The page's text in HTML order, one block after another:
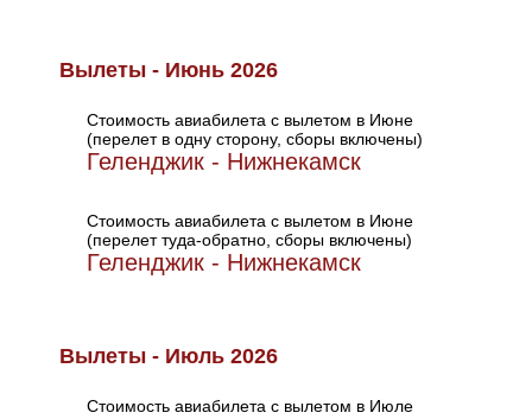
Вылеты - Июнь 2026
Стоимость авиабилета с вылетом в Июне
(перелет в одну сторону, сборы включены)
Геленджик - Нижнекамск
Стоимость авиабилета с вылетом в Июне
(перелет туда-обратно, сборы включены)
Геленджик - Нижнекамск
Вылеты - Июль 2026
Стоимость авиабилета с вылетом в Июле